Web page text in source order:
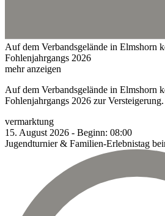
Auf dem Verbandsgelände in Elmshorn
Fohlenjahrgangs 2026
mehr anzeigen
Auf dem Verbandsgelände in Elmshorn
Fohlenjahrgangs 2026 zur Versteigerung.
vermarktung
15. August 2026 - Beginn: 08:00
Jugendturnier & Familien-Erlebnistag